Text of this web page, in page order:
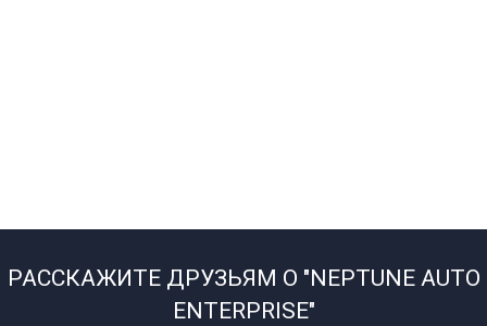
РАССКАЖИТЕ ДРУЗЬЯМ О "NEPTUNE AUTO
ENTERPRISE"